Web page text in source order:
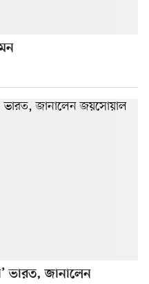
ভারত, জানালেন